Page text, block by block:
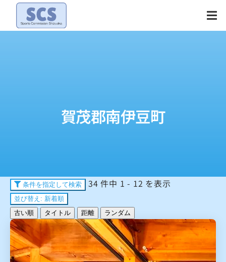
Skip
content
賀茂郡南伊豆町
条件を指定して検索 34 件中 1 - 12 を表示
並び替え: 新着順
古い順
タイトル 距離 ランダム